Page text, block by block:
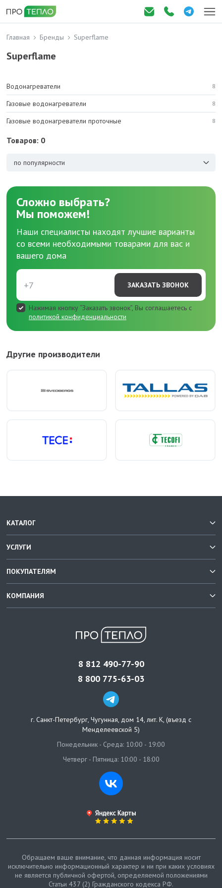
Главная Бренды Superflame
Superflame
Водонагреватели 8
Газовые водонагреватели 8
Газовые водонагреватели проточные 8
Товаров: 0
по популярности
Сложно выбрать?
Мы поможем!
Наши специалисты находят лучшие варианты
со всеми необходимыми товарами для вас и
вашего дома
ЗАКАЗАТЬ ЗВОНОК
Нажимая кнопку “Заказать звонок”, Вы соглашаетесь с
политикой конфиденциальности
Другие производители
КАТАЛОГ
УСЛУГИ
ПОКУПАТЕЛЯМ
КОМПАНИЯ
8 812 490-77-90
8 800 775-63-03
г. Санкт-Петербург, Чугунная, дом 14, лит. К, (въезд с
Менделеевской 5)
Понедельник - Среда: 10:00 - 19:00
Четверг - Пятница: 10:00 - 18:00
Обращаем ваше внимание, что данная информация носит
исключительно информационный характер и ни при каких условиях
не является публичной офертой, определяемой положениями
Статьи 437 (2) Гражданского кодекса РФ.